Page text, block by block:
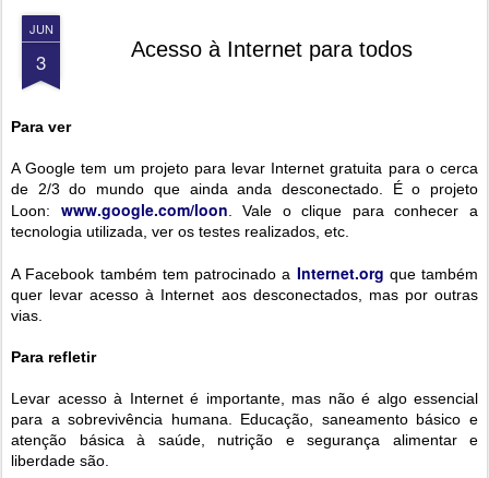
JUN
3 Acesso à Internet para todos
Para ver
A Google tem um projeto para levar Internet gratuita para o cerca
de 2/3 do mundo que ainda anda desconectado. É o projeto
Loon: www.google.com/loon . Vale o clique para conhecer a
tecnologia utilizada, ver os testes realizados, etc.
A Facebook também tem patrocinado a Internet.org que também
quer levar acesso à Internet aos desconectados, mas por outras
vias.
Para refletir
Levar acesso à Internet é importante, mas não é algo essencial
para a sobrevivência humana. Educação, saneamento básico e
atenção básica à saúde, nutrição e segurança alimentar e
liberdade são.